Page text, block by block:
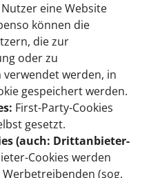
eine Website
können die
die zur
oder zu
verwendet werden, in
gespeichert werden.
First-Party-Cookies
gesetzt.
(auch: Drittanbieter-
Cookies werden
(sog.